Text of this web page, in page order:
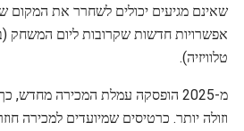
שאינם מגיעים יכולים לשחרר את המקום
אפשרויות חדשות שקרובות ליום המשחק
טלוויזיה).
מ-2025 הופסקה עמלת המכירה
וזולה יותר. כרטיסים שמיועדים למכירה